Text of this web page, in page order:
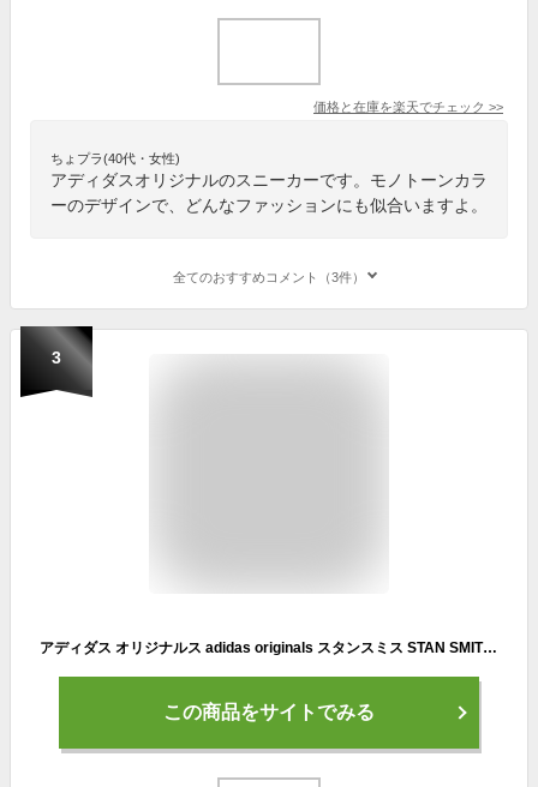
価格と在庫を楽天でチェック >>
ちょプラ(40代・女性)
アディダスオリジナルのスニーカーです。モノトーンカラ
ーのデザインで、どんなファッションにも似合いますよ。
全てのおすすめコメント（3件）
3
アディダス オリジナルス adidas originals スタンスミス STAN SMITH ローカット スニーカー シューズ レディース メンズ GX6286 22.5cm-28.5cm 【送料無料】
この商品をサイトでみる